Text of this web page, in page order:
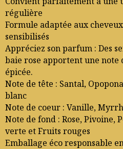
régulière
Formule adaptée aux
sensibilisés
Appréciez son parfum : Des
baie rose apportent une note
épicée.
Note de tête : Santal,
blanc
Note de coeur : Vanille,
Note de fond : Rose, Pivoine,
verte et Fruits rouges
Emballage éco responsable